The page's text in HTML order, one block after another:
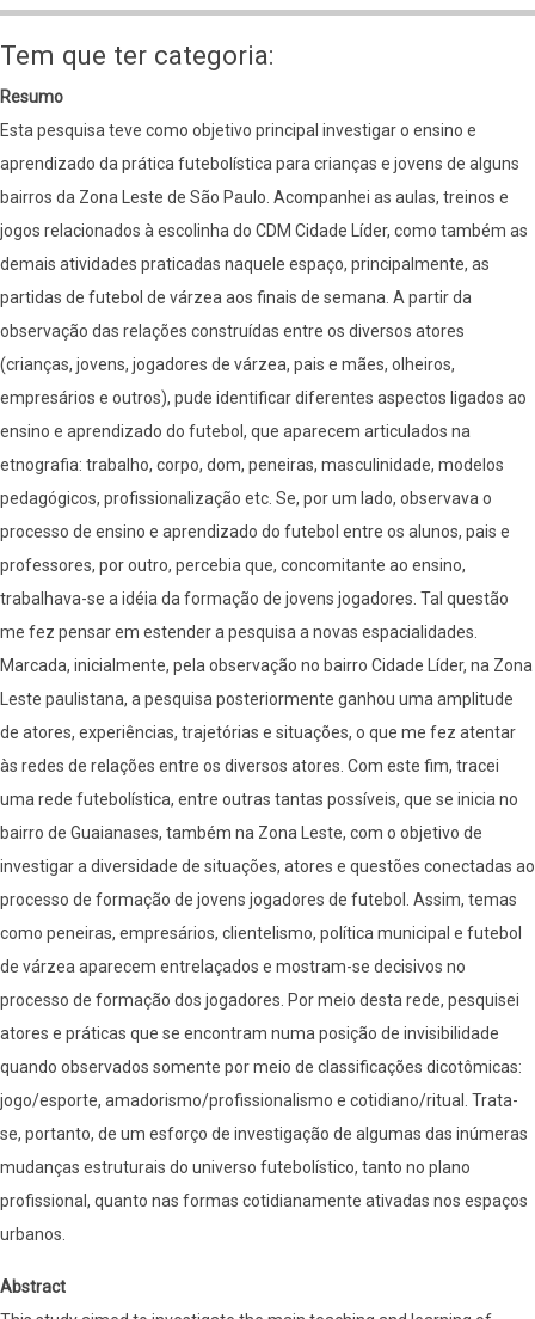
Tem que ter categoria:
Resumo
Esta pesquisa teve como objetivo principal investigar o ensino e
aprendizado da prática futebolística para crianças e jovens de alguns
bairros da Zona Leste de São Paulo. Acompanhei as aulas, treinos e
jogos relacionados à escolinha do CDM Cidade Líder, como também as
demais atividades praticadas naquele espaço, principalmente, as
partidas de futebol de várzea aos finais de semana. A partir da
observação das relações construídas entre os diversos atores
(crianças, jovens, jogadores de várzea, pais e mães, olheiros,
empresários e outros), pude identificar diferentes aspectos ligados ao
ensino e aprendizado do futebol, que aparecem articulados na
etnografia: trabalho, corpo, dom, peneiras, masculinidade, modelos
pedagógicos, profissionalização etc. Se, por um lado, observava o
processo de ensino e aprendizado do futebol entre os alunos, pais e
professores, por outro, percebia que, concomitante ao ensino,
trabalhava-se a idéia da formação de jovens jogadores. Tal questão
me fez pensar em estender a pesquisa a novas espacialidades.
Marcada, inicialmente, pela observação no bairro Cidade Líder, na Zona
Leste paulistana, a pesquisa posteriormente ganhou uma amplitude
de atores, experiências, trajetórias e situações, o que me fez atentar
às redes de relações entre os diversos atores. Com este fim, tracei
uma rede futebolística, entre outras tantas possíveis, que se inicia no
bairro de Guaianases, também na Zona Leste, com o objetivo de
investigar a diversidade de situações, atores e questões conectadas ao
processo de formação de jovens jogadores de futebol. Assim, temas
como peneiras, empresários, clientelismo, política municipal e futebol
de várzea aparecem entrelaçados e mostram-se decisivos no
processo de formação dos jogadores. Por meio desta rede, pesquisei
atores e práticas que se encontram numa posição de invisibilidade
quando observados somente por meio de classificações dicotômicas:
jogo/esporte, amadorismo/profissionalismo e cotidiano/ritual. Trata-
se, portanto, de um esforço de investigação de algumas das inúmeras
mudanças estruturais do universo futebolístico, tanto no plano
profissional, quanto nas formas cotidianamente ativadas nos espaços
urbanos.
Abstract